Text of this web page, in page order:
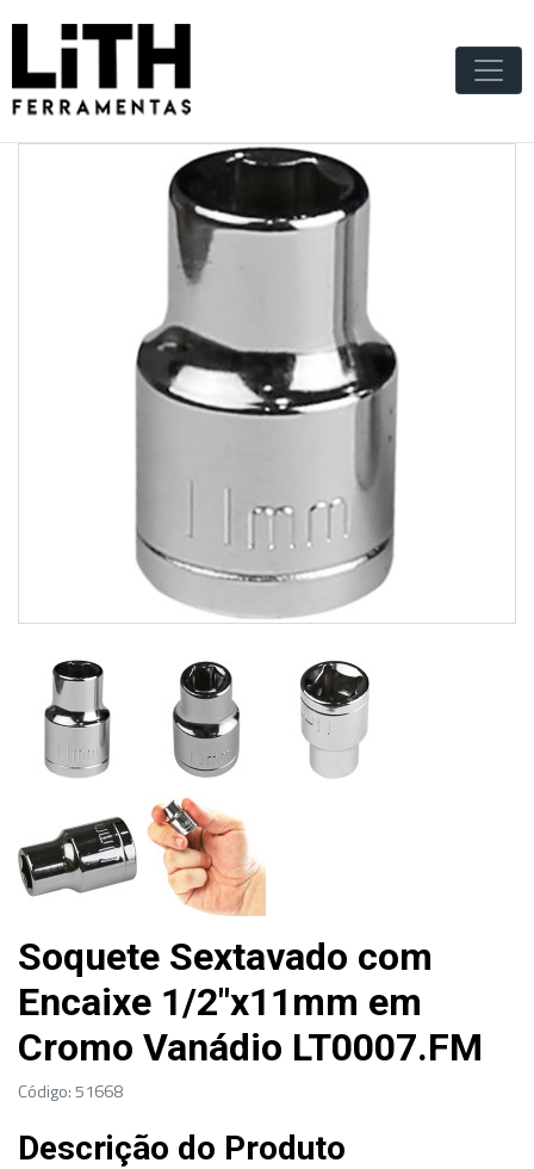
Soquete Sextavado com
Encaixe 1/2"x11mm em
Cromo Vanádio LT0007.FM
Código: 51668
Descrição do Produto